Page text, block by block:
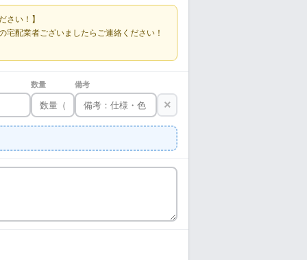
さい！】
配業者ございましたらご連絡ください！
数量 備考
×